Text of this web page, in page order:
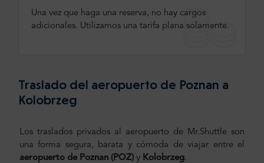
Una vez que haga una reserva, no hay cargos
adicionales. Utilizamos una tarifa plana solamente.
Traslado del aeropuerto de Poznan a
Kolobrzeg
Los traslados privados al aeropuerto de Mr.Shuttle son
una forma segura, barata y cómoda de viajar entre el
aeropuerto de Poznan (POZ) y Kolobrzeg.